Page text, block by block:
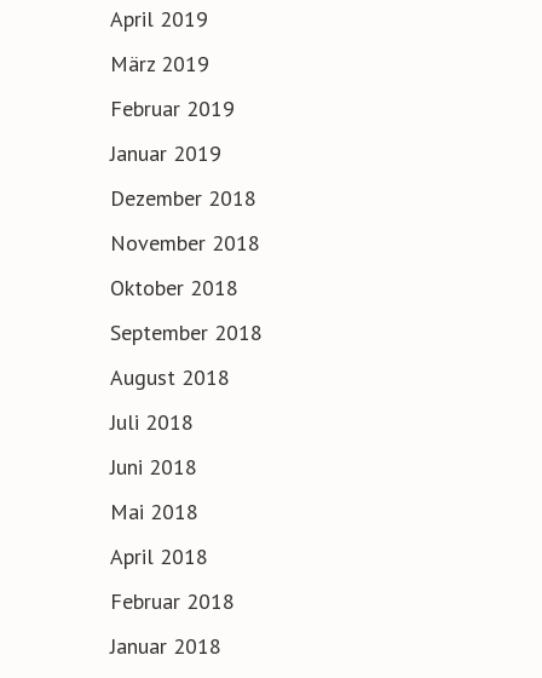
April 2019
März 2019
Februar 2019
Januar 2019
Dezember 2018
November 2018
Oktober 2018
September 2018
August 2018
Juli 2018
Juni 2018
Mai 2018
April 2018
Februar 2018
Januar 2018